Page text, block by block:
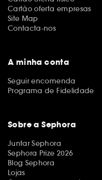
Cartão oferta empresas
Site Map
Contacta-nos
A minha conta
Seguir encomenda
Programa de Fidelidade
Sobre a Sephora
Juntar Sephora
Sephora Prize 2026
Blog Sephora
Lojas